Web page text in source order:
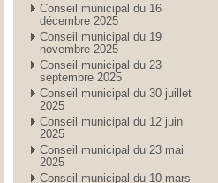
Conseil municipal du 16
décembre 2025
Conseil municipal du 19
novembre 2025
Conseil municipal du 23
septembre 2025
Conseil municipal du 30 juillet
2025
Conseil municipal du 12 juin
2025
Conseil municipal du 23 mai
2025
Conseil municipal du 10 mars